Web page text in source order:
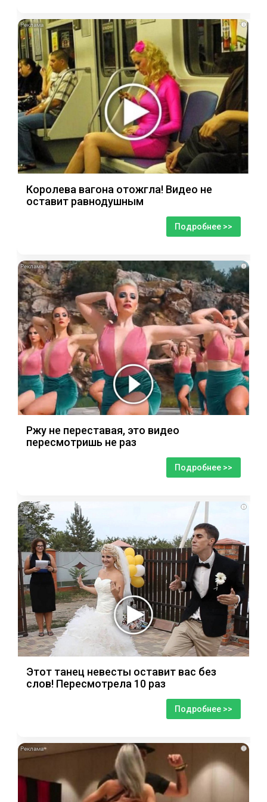
i
Королева вагона отожгла! Видео не
оставит равнодушным
Подробнее >>
i
Ржу не переставая, это видео
пересмотришь не раз
Подробнее >>
i
Этот танец невесты оставит вас без
слов! Пересмотрела 10 раз
Подробнее >>
i